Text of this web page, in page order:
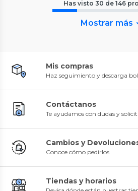
Has visto 30 de 146
Mostrar más
Mis compras
Haz seguimiento y descarga
Contáctanos
Te ayudamos con dudas y
Cambios y
Conoce cómo pedirlos
Tiendas y horarios